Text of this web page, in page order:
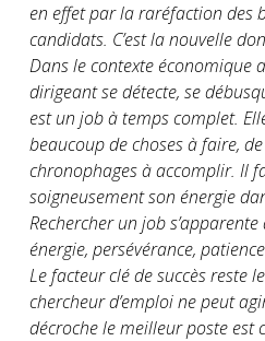
en effet par la raréfaction des
candidats. C’est la nouvelle
Dans le contexte économique
dirigeant se détecte, se
est un job à temps complet.
beaucoup de choses à faire,
chronophages à accomplir. Il
soigneusement son énergie
Rechercher un job
énergie, persévérance,
Le facteur clé de succès reste
chercheur d’emploi ne peut
décroche le meilleur poste est